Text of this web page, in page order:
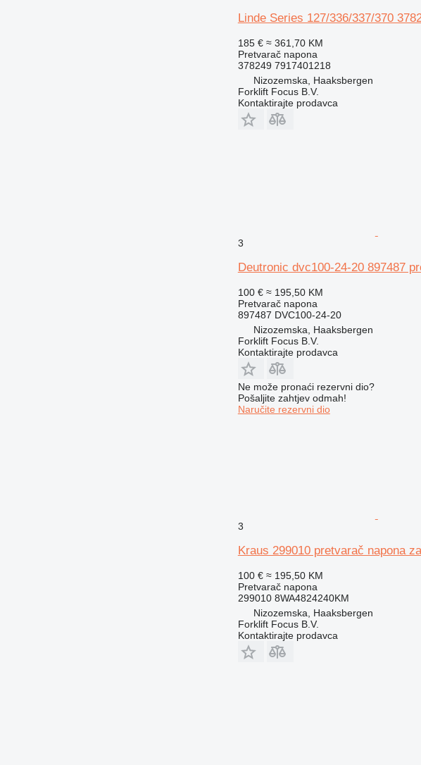
Linde Series 127/336/337/370
185 € ≈ 361,70 KM
Pretvarač napona
378249 7917401218
Nizozemska, Haaksbergen
Forklift Focus B.V.
Kontaktirajte prodavca
3
Deutronic dvc100-24-20 897487
100 € ≈ 195,50 KM
Pretvarač napona
897487 DVC100-24-20
Nizozemska, Haaksbergen
Forklift Focus B.V.
Kontaktirajte prodavca
Ne može pronaći rezervni dio?
Pošaljite zahtjev odmah!
Naručite rezervni dio
3
Kraus 299010 pretvarač napona
100 € ≈ 195,50 KM
Pretvarač napona
299010 8WA4824240KM
Nizozemska, Haaksbergen
Forklift Focus B.V.
Kontaktirajte prodavca